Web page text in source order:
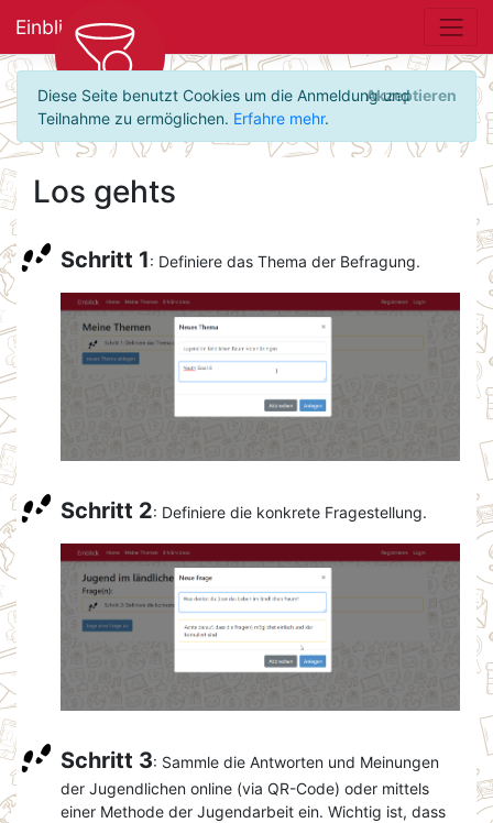
Einblick
Diese Seite benutzt Cookies um die Anmeldung und
Teilnahme zu ermöglichen. Erfahre mehr.
Akzeptieren
Los gehts
Schritt 1: Definiere das Thema der Befragung.
Schritt 2: Definiere die konkrete Fragestellung.
Schritt 3: Sammle die Antworten und Meinungen
der Jugendlichen online (via QR-Code) oder mittels
einer Methode der Jugendarbeit ein. Wichtig ist, dass